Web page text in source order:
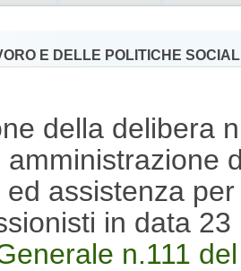
E DELLE POLITICHE
della delibera
amministrazione
ed assistenza
in data
n.111